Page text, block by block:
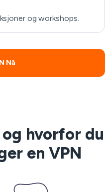
og workshops.
Nå
hvorfor du
en VPN